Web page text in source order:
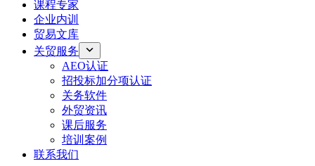
课程专家
企业内训
贸易文库
关贸服务
AEO认证
招投标加分项认证
关务软件
外贸资讯
课后服务
培训案例
联系我们